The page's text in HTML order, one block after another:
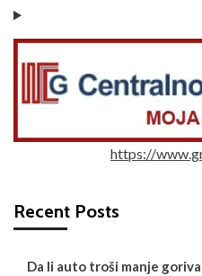
https://
Recent Posts
Da li auto troši manje